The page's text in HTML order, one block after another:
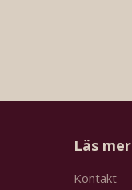
Läs mer
Kontakt